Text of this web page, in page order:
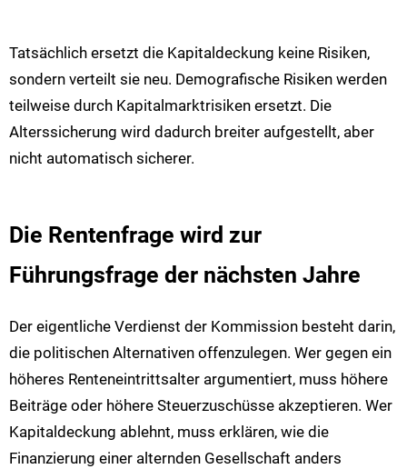
Tatsächlich ersetzt die Kapitaldeckung keine Risiken,
sondern verteilt sie neu. Demografische Risiken werden
teilweise durch Kapitalmarktrisiken ersetzt. Die
Alterssicherung wird dadurch breiter aufgestellt, aber
nicht automatisch sicherer.
Die Rentenfrage wird zur
Führungsfrage der nächsten Jahre
Der eigentliche Verdienst der Kommission besteht darin,
die politischen Alternativen offenzulegen. Wer gegen ein
höheres Renteneintrittsalter argumentiert, muss höhere
Beiträge oder höhere Steuerzuschüsse akzeptieren. Wer
Kapitaldeckung ablehnt, muss erklären, wie die
Finanzierung einer alternden Gesellschaft anders